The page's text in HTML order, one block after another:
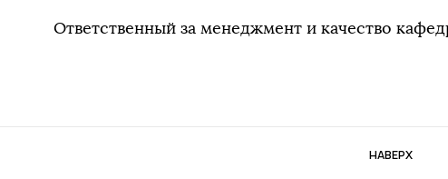
Ответственный за менеджмент и качество
НАВЕРХ